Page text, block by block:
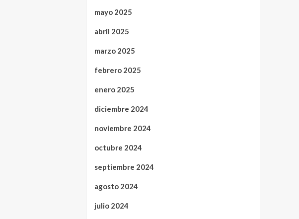
mayo 2025
abril 2025
marzo 2025
febrero 2025
enero 2025
diciembre 2024
noviembre 2024
octubre 2024
septiembre 2024
agosto 2024
julio 2024